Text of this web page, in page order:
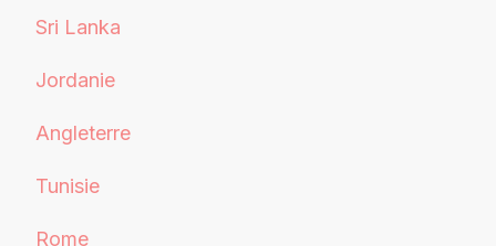
Sri Lanka
Jordanie
Angleterre
Tunisie
Rome